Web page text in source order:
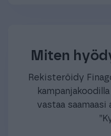
Miten
Rekisteröidy
vastaa